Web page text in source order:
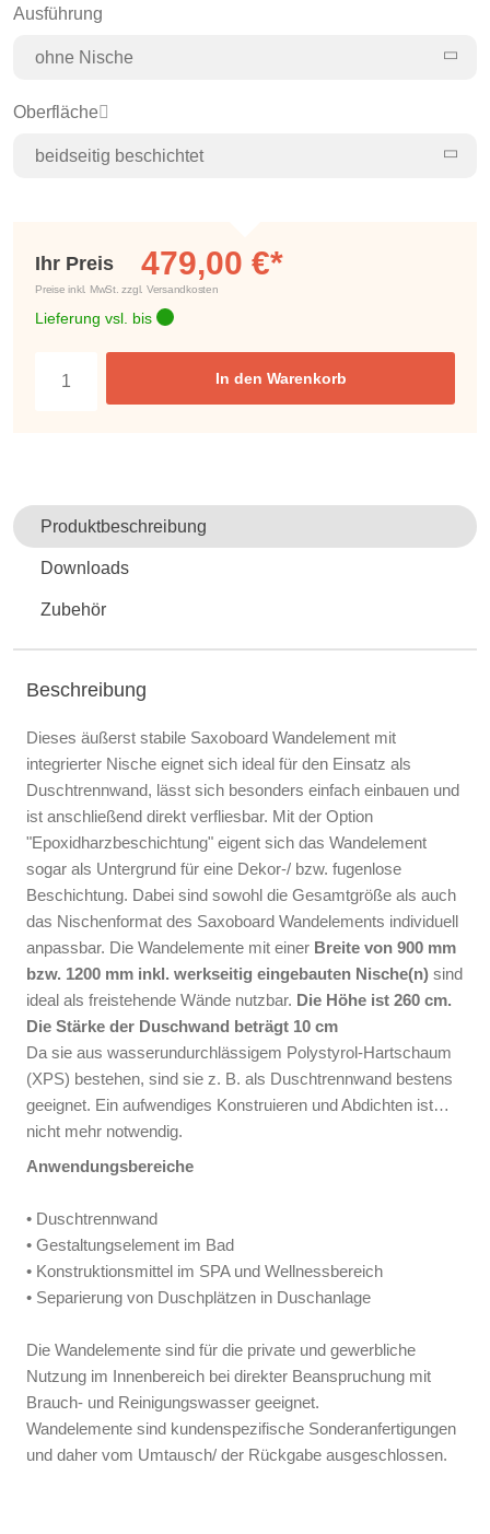
Ausführung
ohne Nische
Oberfläche
beidseitig beschichtet
Ihr Preis 479,00 €*
Preise inkl. MwSt. zzgl. Versandkosten
Lieferung vsl. bis
In den Warenkorb
Produktbeschreibung
Downloads
Zubehör
Beschreibung
Dieses äußerst stabile Saxoboard Wandelement mit
integrierter Nische eignet sich ideal für den Einsatz als
Duschtrennwand, lässt sich besonders einfach einbauen und
ist anschließend direkt verfliesbar. Mit der Option
"Epoxidharzbeschichtung" eigent sich das Wandelement
sogar als Untergrund für eine Dekor-/ bzw. fugenlose
Beschichtung. Dabei sind sowohl die Gesamtgröße als auch
das Nischenformat des Saxoboard Wandelements individuell
anpassbar. Die Wandelemente mit einer Breite von 900 mm
bzw. 1200 mm inkl. werkseitig eingebauten Nische(n) sind
ideal als freistehende Wände nutzbar. Die Höhe ist 260 cm.
Die Stärke der Duschwand beträgt 10 cm
Da sie aus wasserundurchlässigem Polystyrol-Hartschaum
(XPS) bestehen, sind sie z. B. als Duschtrennwand bestens
geeignet. Ein aufwendiges Konstruieren und Abdichten ist
nicht mehr notwendig.
Anwendungsbereiche
• Duschtrennwand
• Gestaltungselement im Bad
• Konstruktionsmittel im SPA und Wellnessbereich
• Separierung von Duschplätzen in Duschanlage
Die Wandelemente sind für die private und gewerbliche
Nutzung im Innenbereich bei direkter Beanspruchung mit
Brauch- und Reinigungswasser geeignet.
Wandelemente sind kundenspezifische Sonderanfertigungen
und daher vom Umtausch/ der Rückgabe ausgeschlossen.